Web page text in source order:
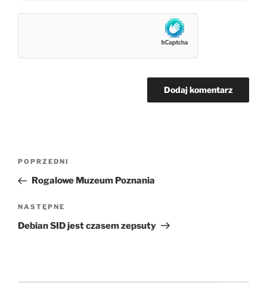
Nawigacja
Poprzedni
wpis
POPRZEDNI
Rogalowe Muzeum Poznania
Następny
wpis
NASTĘPNE
Debian SID jest czasem zepsuty